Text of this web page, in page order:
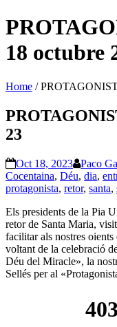
18 octubre
Home /
23
Oct 18, 2023 Paco
Cocentaina, Déu, dia,
protagonista, retor, santa,
Els presidents de la Pia
retor de Santa Maria,
facilitar als nostres oients
voltant de la celebració
Déu del Miracle», la
Sellés per al